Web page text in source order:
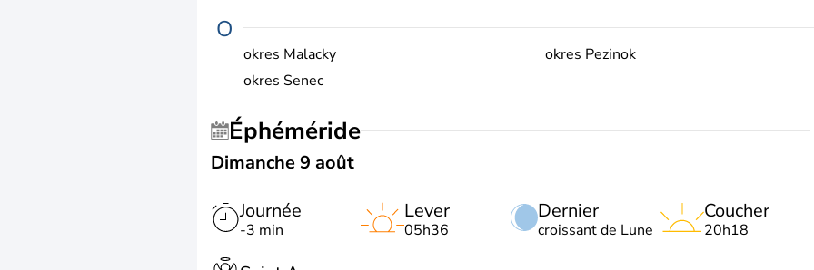
O
okres Malacky
okres Pezinok
okres Senec
Éphéméride
Dimanche 9 août
Journée
-3 min
Dernier
croissant de Lune
Lever
05h36
Coucher
20h18